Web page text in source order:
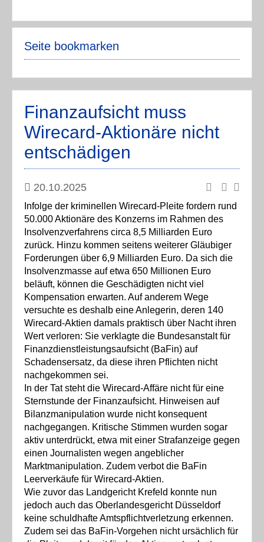
Seite bookmarken
Finanzaufsicht muss
Wirecard-Aktionäre nicht
entschädigen
20.10.2025
Infolge der kriminellen Wirecard-Pleite fordern rund
50.000 Aktionäre des Konzerns im Rahmen des
Insolvenzverfahrens circa 8,5 Milliarden Euro
zurück. Hinzu kommen seitens weiterer Gläubiger
Forderungen über 6,9 Milliarden Euro. Da sich die
Insolvenzmasse auf etwa 650 Millionen Euro
beläuft, können die Geschädigten nicht viel
Kompensation erwarten. Auf anderem Wege
versuchte es deshalb eine Anlegerin, deren 140
Wirecard-Aktien damals praktisch über Nacht ihren
Wert verloren: Sie verklagte die Bundesanstalt für
Finanzdienstleistungsaufsicht (BaFin) auf
Schadensersatz, da diese ihren Pflichten nicht
nachgekommen sei.
In der Tat steht die Wirecard-Affäre nicht für eine
Sternstunde der Finanzaufsicht. Hinweisen auf
Bilanzmanipulation wurde nicht konsequent
nachgegangen. Kritische Stimmen wurden sogar
aktiv unterdrückt, etwa mit einer Strafanzeige gegen
einen Journalisten wegen angeblicher
Marktmanipulation. Zudem verbot die BaFin
Leerverkäufe für Wirecard-Aktien.
Wie zuvor das Landgericht Krefeld konnte nun
jedoch auch das Oberlandesgericht Düsseldorf
keine schuldhafte Amtspflichtverletzung erkennen.
Zudem sei das BaFin-Vorgehen nicht ursächlich für